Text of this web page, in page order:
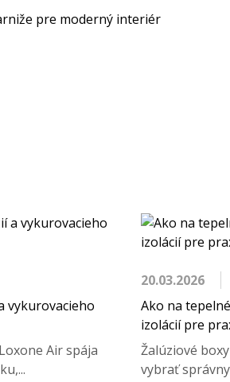
vykurovacieho
Air spája
20.03.2026
Ako na
izolácií pre
Žalúziové
vybrať